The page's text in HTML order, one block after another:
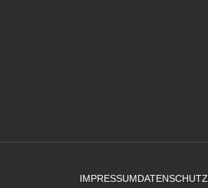
IMPRESSUMDATENSCHUTZ